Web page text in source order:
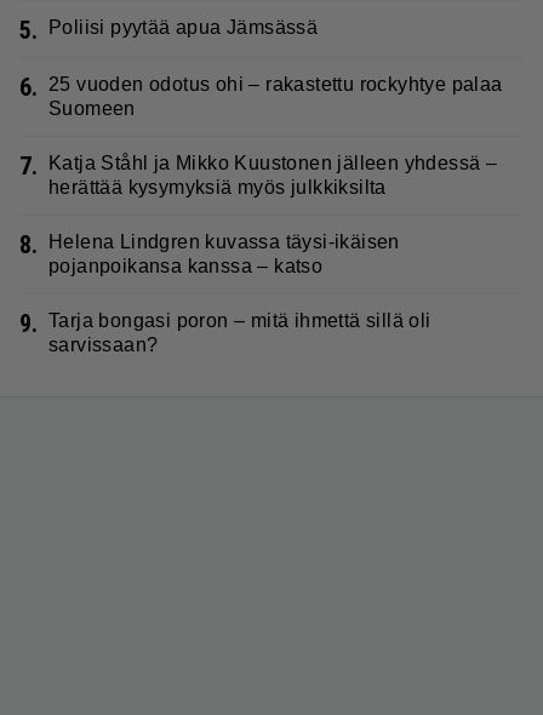
5. Poliisi pyytää apua Jämsässä
6.
25 vuoden odotus ohi – rakastettu rockyhtye palaa
Suomeen
7.
Katja Ståhl ja Mikko Kuustonen jälleen yhdessä –
herättää kysymyksiä myös julkkiksilta
8.
Helena Lindgren kuvassa täysi-ikäisen
pojanpoikansa kanssa – katso
9. Tarja bongasi poron – mitä ihmettä sillä oli
sarvissaan?